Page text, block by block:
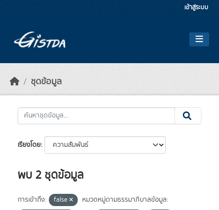
เข้าสู่ระบบ
ชุดข้อมูล
เรียงโดย
พบ 2 ชุดข้อมูล
การเข้าถึง: false
หมวดหมู่ตามธรรมาภิบาลข้อมูล: